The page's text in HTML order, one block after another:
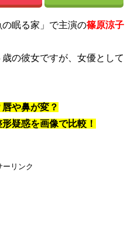
眠る家」で主演の篠原涼子
の彼女ですが、女優として
や鼻が変？
疑惑を画像で比較！
ーリンク